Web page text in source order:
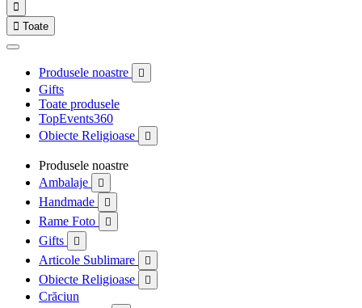

 Toate
Produsele noastre 
Gifts
Toate produsele
TopEvents360
Obiecte Religioase

Produsele noastre
Ambalaje

Handmade 
Rame Foto 
Gifts 
Articole Sublimare 
Obiecte Religioase 
Crăciun